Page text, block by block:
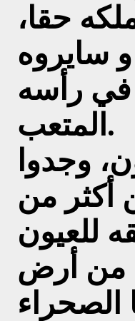
حقا،
سايروه
في رأسه
المتعب.
وجدوا
أکثر من
للعيون
من أرض
الصحراء